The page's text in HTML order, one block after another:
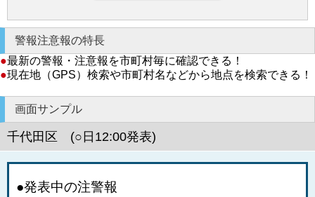
警報注意報の特長
●最新の警報・注意報を市町村毎に確認できる！
●現在地（GPS）検索や市町村名などから地点を検索できる！
画面サンプル
千代田区 (○日12:00発表)
●発表中の注警報